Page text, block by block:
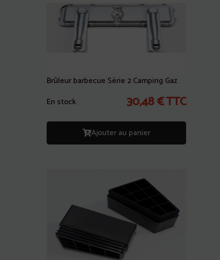
Brûleur barbecue Série 2 Camping Gaz
En stock
30,48€TTC
Ajouter au panier